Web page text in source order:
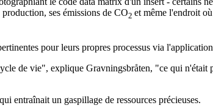
ses émissions de CO2 et même l'endroit
pour leurs propres processus via
de vie", explique Gravningsbråten, "ce qui n'était
entraînait un gaspillage de ressources précieuses.